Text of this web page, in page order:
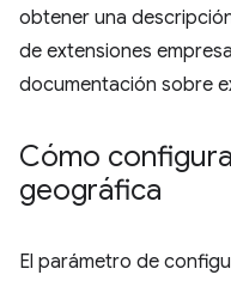
obtener una
de extensiones
documentación sobre
Cómo
geográfica
El parámetro de